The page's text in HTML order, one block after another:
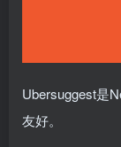
Ubersuggest是
友好。